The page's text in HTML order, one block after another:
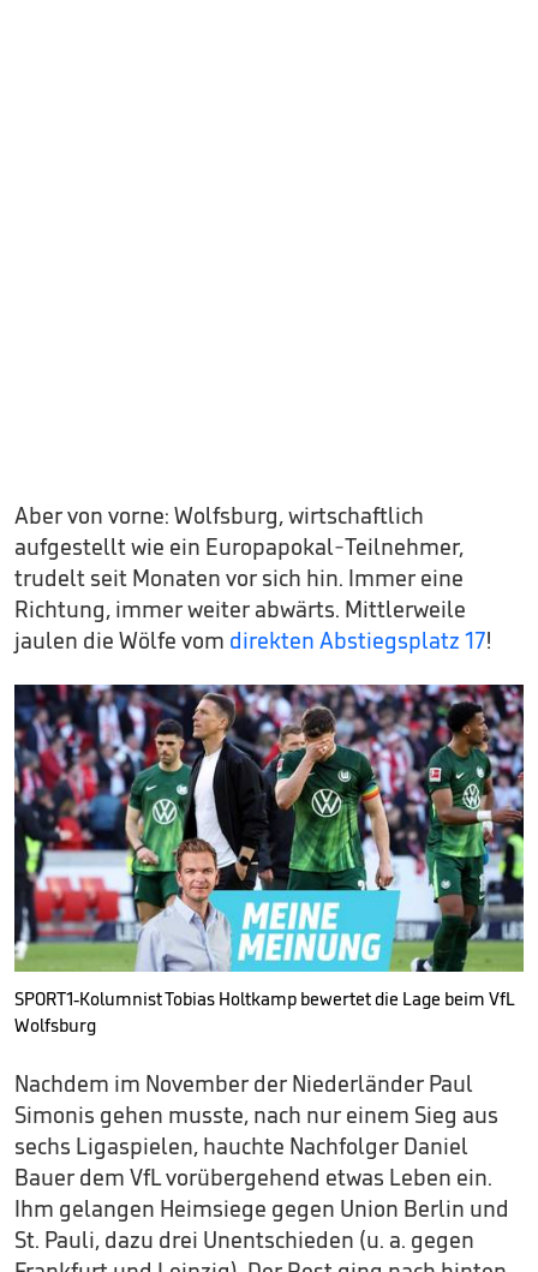
Aber von vorne: Wolfsburg, wirtschaftlich
aufgestellt wie ein Europapokal-Teilnehmer,
trudelt seit Monaten vor sich hin. Immer eine
Richtung, immer weiter abwärts. Mittlerweile
jaulen die Wölfe vom direkten Abstiegsplatz 17!
SPORT1-Kolumnist Tobias Holtkamp bewertet die Lage beim VfL
Wolfsburg
Nachdem im November der Niederländer Paul
Simonis gehen musste, nach nur einem Sieg aus
sechs Ligaspielen, hauchte Nachfolger Daniel
Bauer dem VfL vorübergehend etwas Leben ein.
Ihm gelangen Heimsiege gegen Union Berlin und
St. Pauli, dazu drei Unentschieden (u. a. gegen